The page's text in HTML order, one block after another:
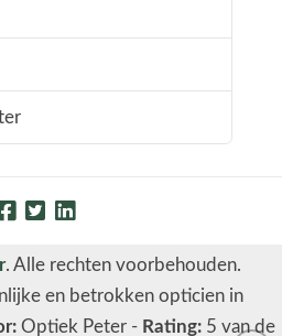
. Alle rechten voorbehouden.
en betrokken opticien in
Optiek Peter- Rating: 5 van de